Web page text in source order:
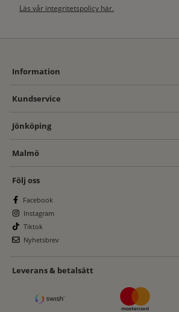
Läs vår integritetspolicy här.
Information
Kundservice
Jönköping
Malmö
Följ oss
Facebook
Instagram
Tiktok
Nyhetsbrev
Leverans & betalsätt